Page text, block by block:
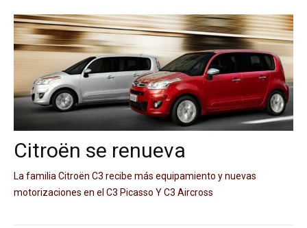
Citroën se renueva
La familia Citroën C3 recibe más equipamiento y nuevas
motorizaciones en el C3 Picasso Y C3 Aircross